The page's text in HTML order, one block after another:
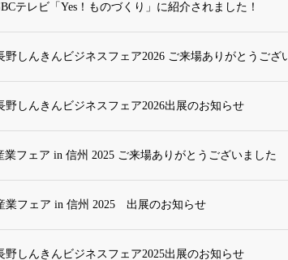
テレビ「Yes！ものづくり」に紹介されました！
野しんきんビジネスフェア2026 ご来場ありがとうござ
野しんきんビジネスフェア2026出展のお知らせ
業フェア in 信州 2025 ご来場ありがとうございました
業フェア in 信州 2025 出展のお知らせ
野しんきんビジネスフェア2025出展のお知らせ